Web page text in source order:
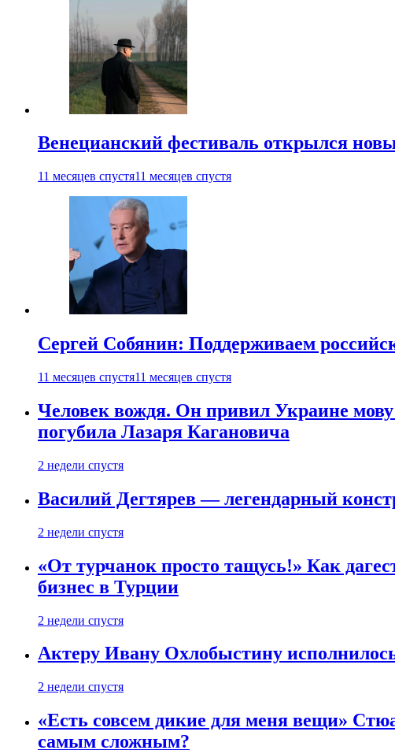
Венецианский фестиваль открылся
11 месяцев спустя11 месяцев спустя
Сергей Собянин: Поддерживаем
11 месяцев спустя11 месяцев спустя
Человек вождя. Он привил Украине
погубила Лазаря Кагановича
2 недели спустя
Василий Дегтярев — легендарный
2 недели спустя
«От турчанок просто тащусь!» Как
бизнес в Турции
2 недели спустя
Актеру Ивану Охлобыстину
2 недели спустя
«Есть совсем дикие для меня вещи»
самым сложным?